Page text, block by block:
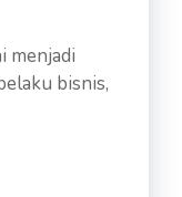
menjadi
bisnis,